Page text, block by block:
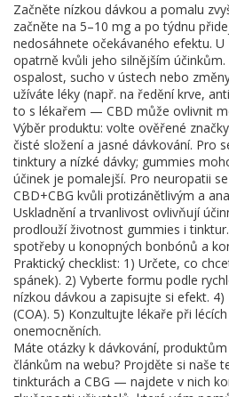
Začněte nízkou dávkou a pomalu
začněte na 5–10 mg a po týdnu
nedosáhnete očekávaného efektu.
opatrně kvůli jeho silnějším účinkům.
ospalost, sucho v ústech nebo
užíváte léky (např. na ředění krve,
to s lékařem — CBD může ovlivnit
Výběr produktu: volte ověřené
čisté složení a jasné dávkování. Pro
tinktury a nízké dávky; gummies
účinek je pomalejší. Pro neuropatii
CBD+CBG kvůli protizánětlivým a
Uskladnění a trvanlivost ovlivňují
prodlouží životnost gummies i
spotřeby u konopných bonbónů a
Praktický checklist: 1) Určete, co
spánek). 2) Vyberte formu podle
nízkou dávkou a zapisujte si efekt.
(COA). 5) Konzultujte lékaře při
onemocněních.
Máte otázky k dávkování,
článkům na webu? Projděte si naše
tinkturách a CBG — najdete v nich